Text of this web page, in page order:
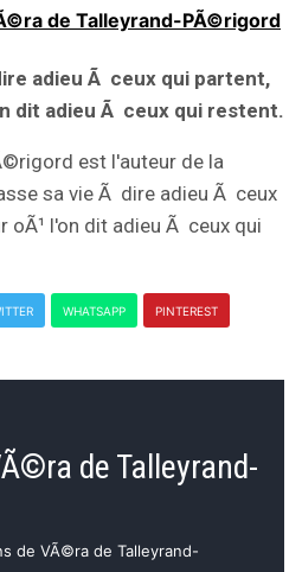
de Talleyrand-PÃ©rigord
adieu Ã ceux qui partent,
dit adieu Ã ceux qui restent.
est l'auteur de la
sa vie Ã dire adieu Ã ceux
oÃ¹ l'on dit adieu Ã ceux qui
WHATSAPP PINTEREST
de Talleyrand-
de VÃ©ra de Talleyrand-